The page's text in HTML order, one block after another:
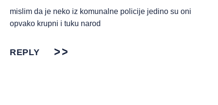
mislim da je neko iz komunalne policije jedino su oni
opvako krupni i tuku narod
REPLY